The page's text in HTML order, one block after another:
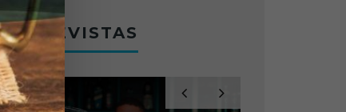
ENTREVISTAS